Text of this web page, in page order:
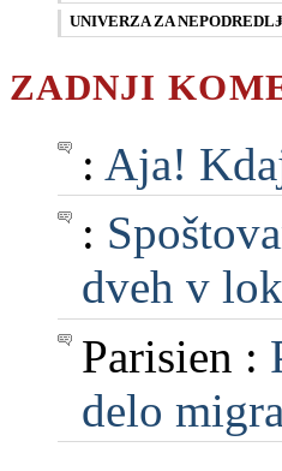
UNIVERZA ZA
ZADNJI
: Aja!
:
dveh v
Parisien :
delo